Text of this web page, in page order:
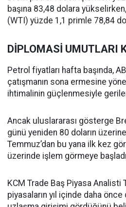
başına 83,48 dolara
(WTI) yüzde 1,1 primle 78,84
DİPLOMASİ UMUTLARI
Petrol fiyatları hafta başında,
çatışmanın sona ermesine
ihtimalinin güçlenmesiyle
Ancak uluslararası gösterge
günü yeniden 80 doların
Temmuz’dan bu yana ilk kez
üzerinde işlem görmeye
KCM Trade Baş Piyasa Analisti
piyasaların yıl içinde daha